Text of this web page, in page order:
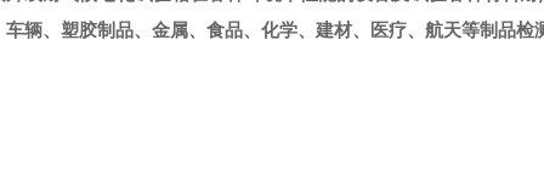
车辆、塑胶制品、金属、食品、化学、建材、医疗、航天等制品检